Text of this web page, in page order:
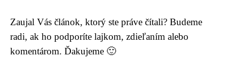
Zaujal Vás článok, ktorý ste práve čítali? Budeme
radi, ak ho podporíte lajkom, zdieľaním alebo
komentárom. Ďakujeme 🙂